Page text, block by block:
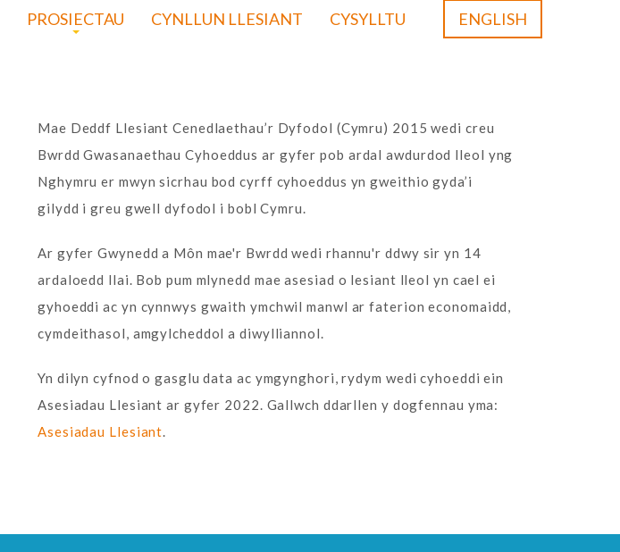
PROSIECTAU CYNLLUN LLESIANT CYSYLLTU ENGLISH
Mae Deddf Llesiant Cenedlaethau’r Dyfodol (Cymru) 2015 wedi creu
Bwrdd Gwasanaethau Cyhoeddus ar gyfer pob ardal awdurdod lleol yng
Nghymru er mwyn sicrhau bod cyrff cyhoeddus yn gweithio gyda’i
gilydd i greu gwell dyfodol i bobl Cymru.
Ar gyfer Gwynedd a Môn mae'r Bwrdd wedi rhannu'r ddwy sir yn 14
ardaloedd llai. Bob pum mlynedd mae asesiad o lesiant lleol yn cael ei
gyhoeddi ac yn cynnwys gwaith ymchwil manwl ar faterion economaidd,
cymdeithasol, amgylcheddol a diwylliannol.
Yn dilyn cyfnod o gasglu data ac ymgynghori, rydym wedi cyhoeddi ein
Asesiadau Llesiant ar gyfer 2022. Gallwch ddarllen y dogfennau yma:
Asesiadau Llesiant.